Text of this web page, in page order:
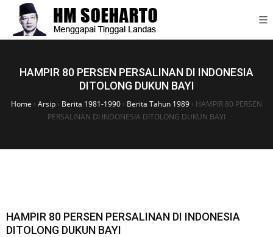
HAMPIR 80 PERSEN PERSALINAN DI INDONESIA
DITOLONG DUKUN BAYI
Home › Arsip › Berita 1981-1990 › Berita Tahun 1989 › HAMPIR 80 PERSEN
PERSALINAN DI INDONESIA DITOLONG DUKUN BAYI
HAMPIR 80 PERSEN PERSALINAN DI INDONESIA
DITOLONG DUKUN BAYI